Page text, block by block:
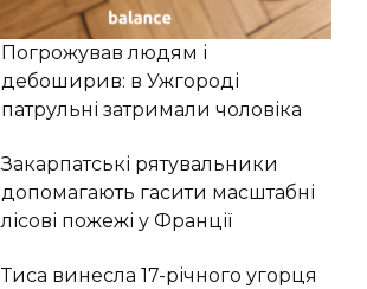
Погрожував людям і
дебоширив: в Ужгороді
патрульні затримали чоловіка
Закарпатські рятувальники
допомагають гасити масштабні
лісові пожежі у Франції
Тиса винесла 17-річного угорця